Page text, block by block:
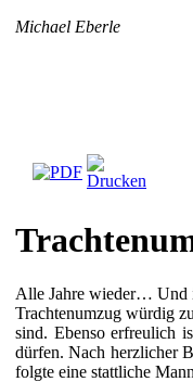
Michael Eberle
Alle Jahre wieder… Und
Trachtenumzug würdig
sind. Ebenso erfreulich
dürfen. Nach herzlicher
folgte eine stattliche